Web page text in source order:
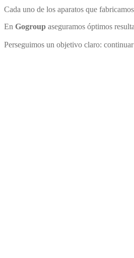
Cada uno de los aparatos que
En Gogroup aseguramos óptimos
Perseguimos un objetivo claro: